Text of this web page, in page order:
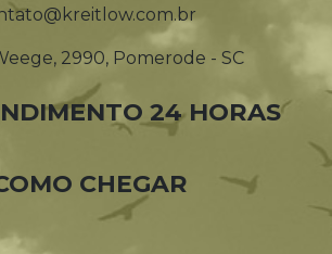
2990, Pomerode - SC
24 HORAS
CHEGAR